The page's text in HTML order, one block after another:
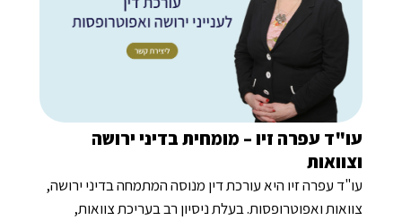
עפרה זיו – מומחית בדיני ירושה
עפרה זיו היא עורכת דין מנוסה המתמחה בדיני ירושה,
ואפוטרופסות. בעלת ניסיון רב בעריכת צוואות,